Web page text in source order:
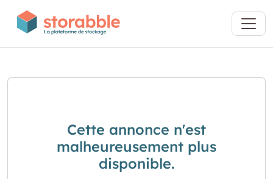
Cette annonce n'est
malheureusement plus
disponible.